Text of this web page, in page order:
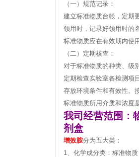
（一）规范记录：
建立标准物质台帐，定期
领用时，记录好领用时的
标准物质应在有效期内使
（二）定期核查：
对于标准物质的种类、级
定期检查实验室各检测项
存放环境条件和有效性。
标准物质所用介质和浓度
我司经营范围：
剂盒
增效胺分为五大类：
1、化学成分类：标准物